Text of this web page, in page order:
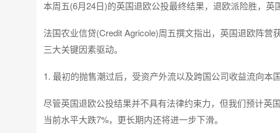
本周五(6月24日)的英国退欧公投最终结果，退欧派险胜，英
法国农业信贷(Credit Agricole)周五撰文指出，英国退欧阵
三大关键因素驱动。
1. 最初的抛售潮过后，受资产外流以及跨国公司收益流向本
尽管英国退欧公投结果并不具有法律约束力，但我们预计英
当前水平大跌7%，更长期内还将进一步下滑。